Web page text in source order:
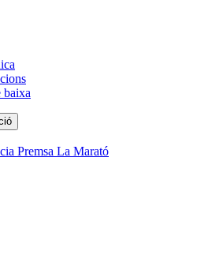
baixa
Premsa La Marató